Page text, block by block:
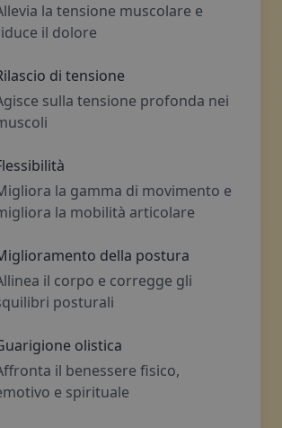
la tensione muscolare e
il dolore
di tensione
sulla tensione profonda nei
la gamma di movimento e
la mobilità articolare
della postura
il corpo e corregge gli
posturali
olistica
il benessere fisico,
e spirituale